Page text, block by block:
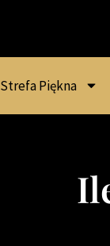
Strefa Piękna